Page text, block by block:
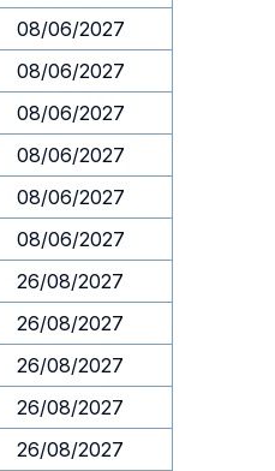
08/06/2027
08/06/2027
08/06/2027
08/06/2027
08/06/2027
08/06/2027
26/08/2027
26/08/2027
26/08/2027
26/08/2027
26/08/2027